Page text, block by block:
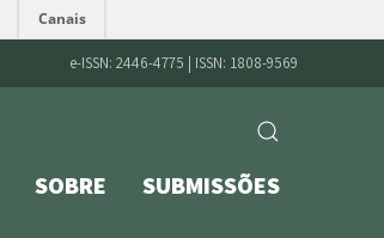
Canais
e-ISSN: 2446-4775 | ISSN: 1808-9569
SOBRE SUBMISSÕES